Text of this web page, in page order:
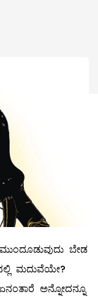
ಬೇಡ
ಮದುವೆಯೇ?
ಅನ್ನೋದನ್ನೂ